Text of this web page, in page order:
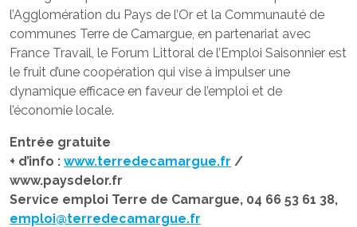
l’Agglomération du Pays de l’Or et la Communauté de
communes Terre de Camargue, en partenariat avec
France Travail, le Forum Littoral de l’Emploi Saisonnier est
le fruit d’une coopération qui vise à impulser une
dynamique efficace en faveur de l’emploi et de
l’économie locale.
Entrée gratuite
+ d’info : www.terredecamargue.fr /
www.paysdelor.fr
Service emploi Terre de Camargue, 04 66 53 61 38,
emploi@terredecamargue.fr